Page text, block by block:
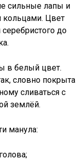
сильные лапы и
кольцами. Цвет
до
в белый цвет.
словно покрыта
сливаться с
землёй.
манула: